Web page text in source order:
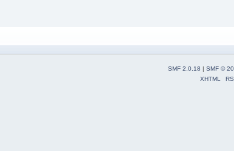
SMF 2.0.18 | SMF ©
XHTML